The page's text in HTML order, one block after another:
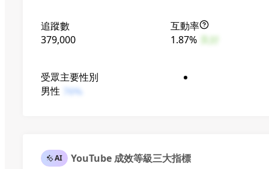
——————————————————
我只有這個Youtube頻道。
所以你在任何非Youtube的地方看到我的影片，
追蹤數
379,000
互動率
1.87% 良好
受眾主要性別
男性
76%
AI YouTube 成效等級三大指標